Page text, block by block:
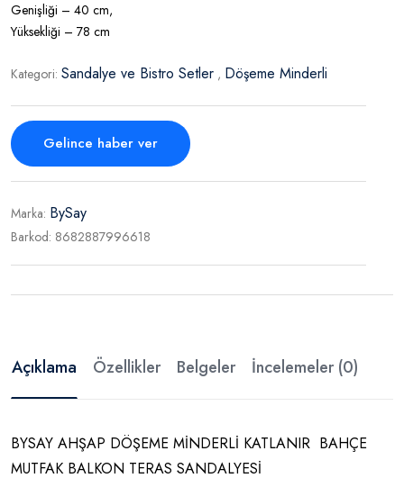
Genişliği – 40 cm,
Yüksekliği – 78 cm
Kategori: Sandalye ve Bistro Setler , Döşeme Minderli
Gelince haber ver
Marka: BySay
Barkod: 8682887996618
Açıklama Özellikler Belgeler İncelemeler (0)
BYSAY AHŞAP DÖŞEME MİNDERLİ KATLANIR BAHÇE
MUTFAK BALKON TERAS SANDALYESİ